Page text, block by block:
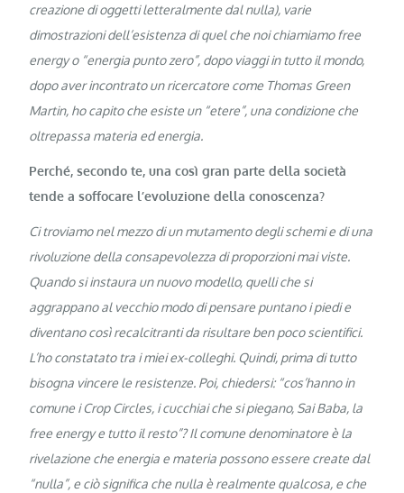
creazione di oggetti letteralmente dal nulla), varie
dimostrazioni dell’esistenza di quel che noi chiamiamo free
energy o “energia punto zero”, dopo viaggi in tutto il mondo,
dopo aver incontrato un ricercatore come Thomas Green
Martin, ho capito che esiste un “etere”, una condizione che
oltrepassa materia ed energia.
Perché, secondo te, una così gran parte della società
tende a soffocare l’evoluzione della conoscenza?
Ci troviamo nel mezzo di un mutamento degli schemi e di una
rivoluzione della consapevolezza di proporzioni mai viste.
Quando si instaura un nuovo modello, quelli che si
aggrappano al vecchio modo di pensare puntano i piedi e
diventano così recalcitranti da risultare ben poco scientifici.
L’ho constatato tra i miei ex-colleghi. Quindi, prima di tutto
bisogna vincere le resistenze. Poi, chiedersi: “cos’hanno in
comune i Crop Circles, i cucchiai che si piegano, Sai Baba, la
free energy e tutto il resto”? Il comune denominatore è la
rivelazione che energia e materia possono essere create dal
“nulla”, e ciò significa che nulla è realmente qualcosa, e che